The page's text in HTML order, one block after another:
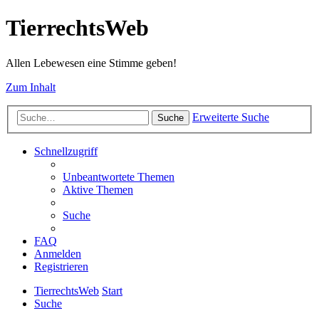
TierrechtsWeb
Allen Lebewesen eine Stimme geben!
Zum Inhalt
Suche Erweiterte Suche
Schnellzugriff
Unbeantwortete Themen
Aktive Themen
Suche
FAQ
Anmelden
Registrieren
TierrechtsWeb Start
Suche